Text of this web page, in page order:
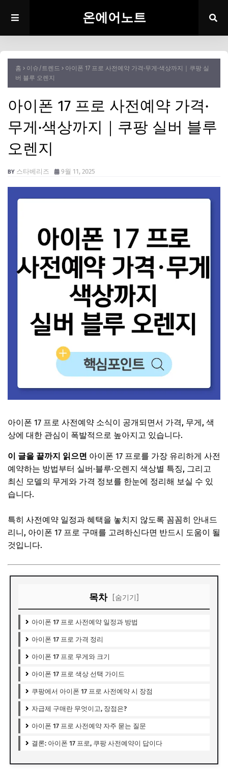
온에어노트
홈 이슈/트렌드
아이폰 17 프로 사전예약 가격·무게·색상까지｜쿠팡 실
버 블루 오렌지
아이폰 17 프로 사전예약 가격·
무게·색상까지｜쿠팡 실버 블루
오렌지
스타베리즈 9월 11, 2025
아이폰 17 프로 사전예약 소식이 공개되면서 가격, 무게, 색
상에 대한 관심이 폭발적으로 높아지고 있습니다.
이 글을 끝까지 읽으면 아이폰 17 프로를 가장 유리하게 사전
예약하는 방법부터 실버·블루·오렌지 색상별 특징, 그리고
최신 모델의 무게와 가격 정보를 한눈에 정리해 보실 수 있
습니다.
특히 사전예약 일정과 혜택을 놓치지 않도록 꼼꼼히 안내드
리니, 아이폰 17 프로 구매를 고려하신다면 반드시 도움이 될
것입니다.
목차 [숨기기]
아이폰 17 프로 사전예약 일정과 방법
아이폰 17 프로 가격 정리
아이폰 17 프로 무게와 크기
아이폰 17 프로 색상 선택 가이드
쿠팡에서 아이폰 17 프로 사전예약 시 장점
자급제 구매란 무엇이고, 장점은?
아이폰 17 프로 사전예약 자주 묻는 질문
결론: 아이폰 17 프로, 쿠팡 사전예약이 답이다